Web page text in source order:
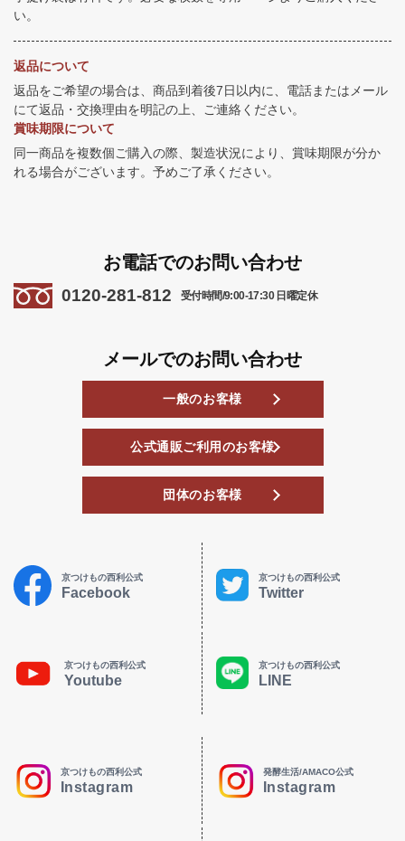
い。
返品について
返品をご希望の場合は、商品到着後7日以内に、電話またはメール
にて返品・交換理由を明記の上、ご連絡ください。
賞味期限について
同一商品を複数個ご購入の際、製造状況により、賞味期限が分か
れる場合がございます。予めご了承ください。
お電話でのお問い合わせ
0120-281-812 受付時間/9:00-17:30 日曜定休
メールでのお問い合わせ
一般のお客様
公式通販ご利用のお客様
団体のお客様
京つけもの西利公式
Facebook
京つけもの西利公式
Twitter
京つけもの西利公式
Youtube
京つけもの西利公式
LINE
京つけもの西利公式
Instagram
発酵生活/AMACO公式
Instagram